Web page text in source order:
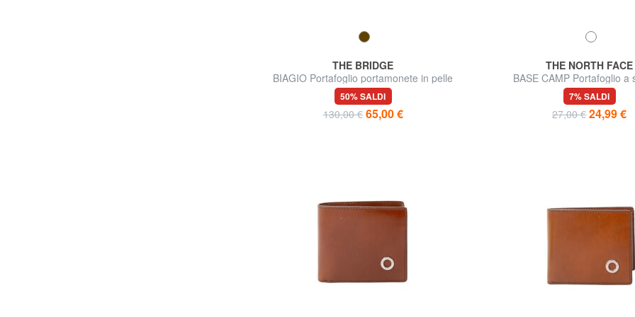
THE BRIDGE
BIAGIO Portafoglio portamonete in pelle
50% SALDI
130,00 € 65,00 €
THE NORTH FACE
BASE CAMP Portafoglio a
7% SALDI
27,00 € 24,99 €